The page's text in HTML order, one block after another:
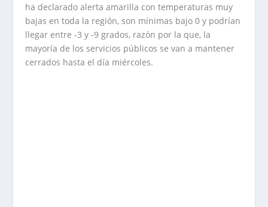
ha declarado alerta amarilla con temperaturas muy
bajas en toda la región, son mínimas bajo 0 y podrían
llegar entre -3 y -9 grados, razón por la que, la
mayoría de los servicios públicos se van a mantener
cerrados hasta el día miércoles.